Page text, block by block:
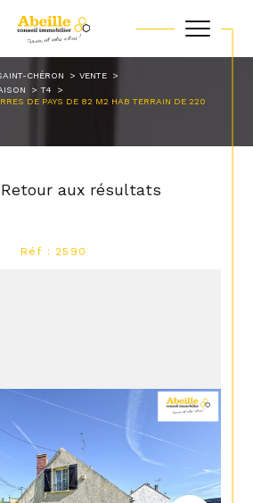
CHÉRON
VENTE
T4
DE PAYS DE 82 M2 HAB TERRAIN DE 220
Retour aux résultats
Réf : 2590